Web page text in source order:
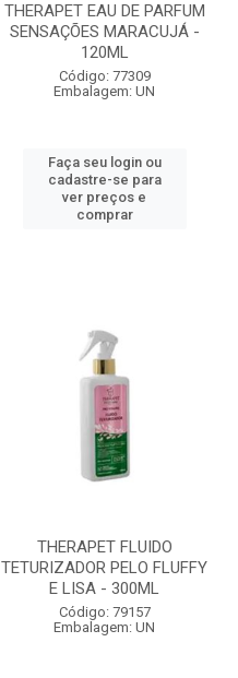
THERAPET EAU DE PARFUM
SENSAÇÕES MARACUJÁ -
120ML
Código: 77309
Embalagem: UN
Faça seu login ou
cadastre-se para
ver preços e
comprar
THERAPET FLUIDO
TETURIZADOR PELO FLUFFY
E LISA - 300ML
Código: 79157
Embalagem: UN